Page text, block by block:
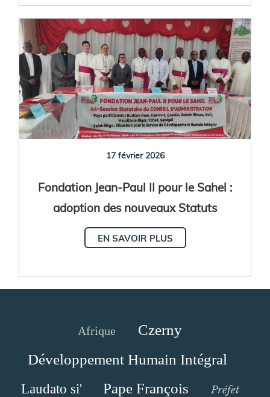
17 février 2026
Fondation Jean-Paul II pour le Sahel :
adoption des nouveaux Statuts
EN SAVOIR PLUS
Afrique
Czerny
Développement Humain Intégral
Laudato si' Pape François Préfet